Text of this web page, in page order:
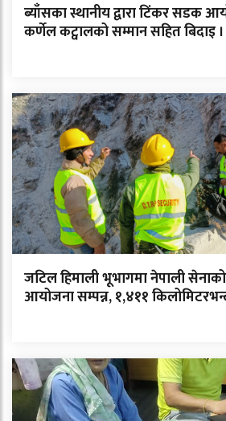
ब्याँसका स्थानीय द्वारा टिंकर सडक
कर्णेल कट्वालको सम्मान सहित बिदाइ ।
जटिल हिमाली भूभागमा नेपाली
आयोजना सम्पन्न, १,४११